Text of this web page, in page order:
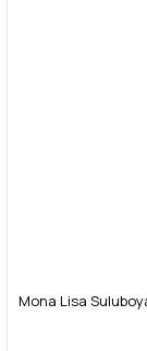
Mona Lisa